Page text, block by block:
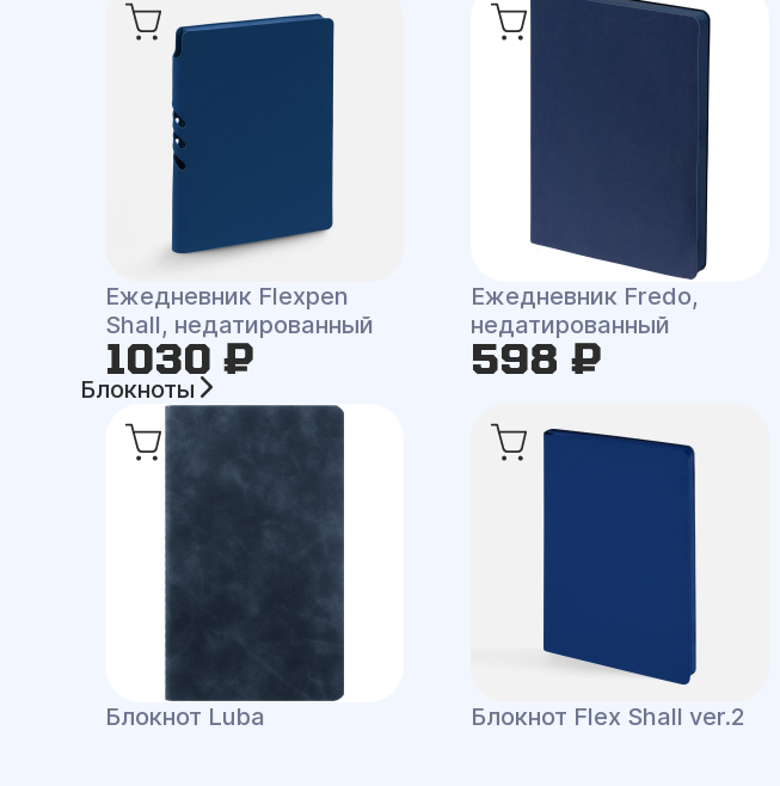
Ежедневник Flexpen
Shall, недатированный
1030 ₽
Ежедневник Fredo,
недатированный
598 ₽
Блокноты
Блокнот Luba Блокнот Flex Shall ver.2